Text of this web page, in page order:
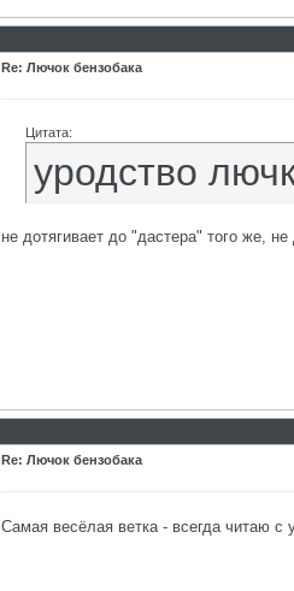
Re: Лючок бензобака
Цитата:
уродство
не дотягивает до "дастера" того же,
Re: Лючок бензобака
Самая весёлая ветка - всегда читаю с